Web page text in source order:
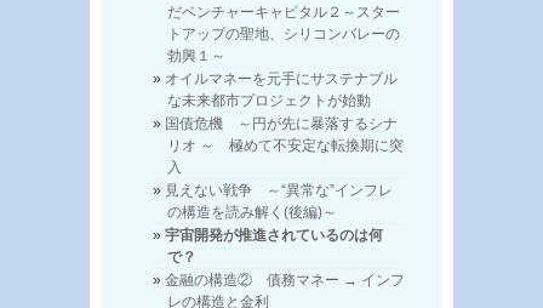
だベンチャーキャピタル２～スター
トアップの聖地、シリコンバレーの
勃興１～
オイルマネーを元手にサステナブル
な未来都市プロジェクトが始動
国債危機 ～円が先に暴落するシナ
リオ ～ 極めて不安定な転換期に突
入
見えない戦争 ～“異常な”インフレ
の構造を読み解く(後編)～
宇宙開発が推進されているのは何
で？
金融の構造② 債務マネー → インフ
レの構造と金利